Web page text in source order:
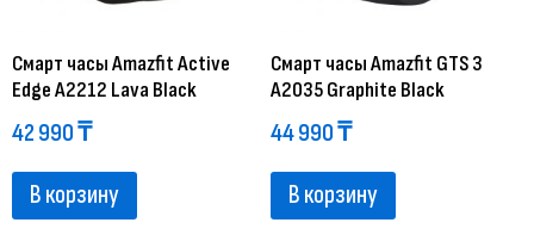
Смарт часы Amazfit Active
Edge A2212 Lava Black
42 990₸
В корзину
Смарт часы Amazfit GTS 3
A2035 Graphite Black
44 990₸
В корзину